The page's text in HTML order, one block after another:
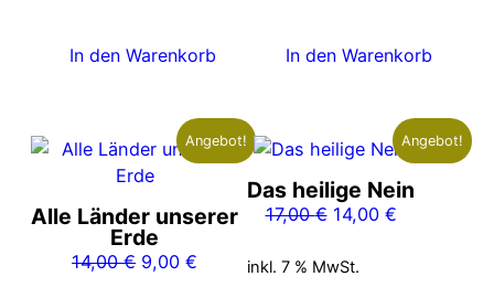
In den Warenkorb In den Warenkorb
Angebot!
Alle Länder unserer
Erde
14,00€ Ursprünglicher
9,00€ Aktueller
Angebot!
Das heilige Nein
17,00€ Ursprünglicher
war:
14,00 €Aktueller
inkl. 7 % MwSt.